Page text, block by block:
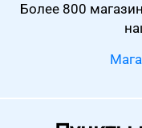
Более 800